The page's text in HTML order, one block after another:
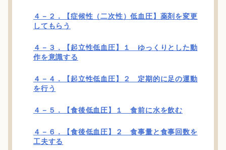
４－２．【症候性（二次性）低血圧】薬剤を変更
してもらう
４－３．【起立性低血圧】１ ゆっくりとした動
作を意識する
４－４．【起立性低血圧】２ 定期的に足の運動
を行う
４－５．【食後低血圧】１ 食前に水を飲む
４－６．【食後低血圧】２ 食事量と食事回数を
工夫する